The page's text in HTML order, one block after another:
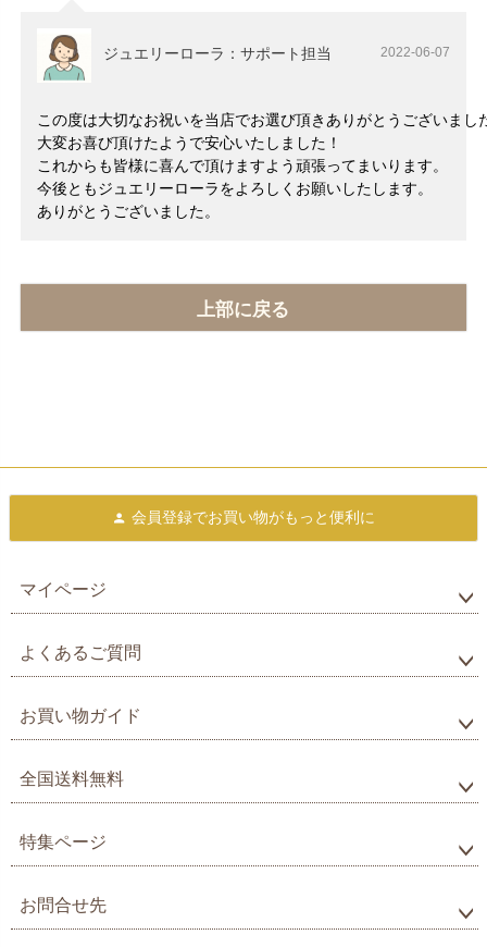
ジュエリーローラ：サポート担当 2022-06-07
この度は大切なお祝いを当店でお選び頂きありがとうございまし
大変お喜び頂けたようで安心いたしました！
これからも皆様に喜んで頂けますよう頑張ってまいります。
今後ともジュエリーローラをよろしくお願いしたします。
ありがとうございました。
上部に戻る
会員登録でお買い物がもっと便利に
マイページ
よくあるご質問
お買い物ガイド
全国送料無料
特集ページ
お問合せ先